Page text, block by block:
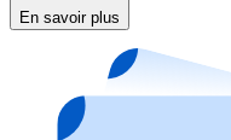
Nouveau
Achetez des
Aller à la boutique
En savoir plus